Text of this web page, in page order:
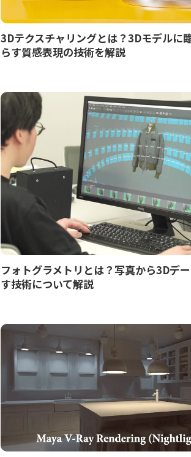
3Dテクスチャリングとは？3Dモデルに
らす質感表現の技術を解説
フォトグラメトリとは？写真から3Dデ
す技術について解説